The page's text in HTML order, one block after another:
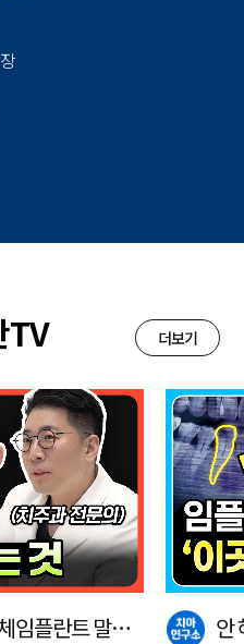
TV
임플란트 말고
안
더보기